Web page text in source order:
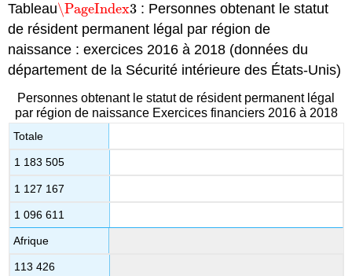
Tableau\PageIndex3
\PageIndex3 : Personnes obtenant le statut
de résident permanent légal par région de
naissance : exercices 2016 à 2018 (données du
département de la Sécurité intérieure des États-Unis)
Personnes obtenant le statut de résident permanent légal
par région de naissance Exercices financiers 2016 à 2018
Totale
1 183 505
1 127 167
1 096 611
Afrique
113 426